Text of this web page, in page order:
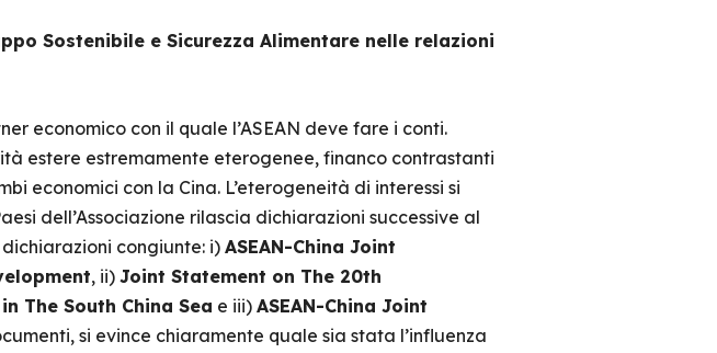
Sostenibile e Sicurezza Alimentare nelle relazioni
economico con il quale l’ASEAN deve fare i conti.
estere estremamente eterogenee, financo contrastanti
economici con la Cina. L’eterogeneità di interessi si
dell’Associazione rilascia dichiarazioni successive al
congiunte: i) ASEAN-China Joint
, ii) Joint Statement on The 20th
The South China Sea e iii) ASEAN-China Joint
si evince chiaramente quale sia stata l’influenza